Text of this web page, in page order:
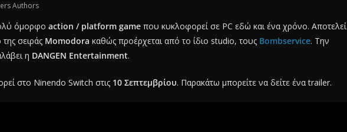
Authors
όμορφο action / platform game που κυκλοφορεί σε PC εδώ και ένα χρόνο. Αποτελεί
σειράς Momodora καθώς προέρχεται από το ίδιο studio, τους Bombservice. Την
η DANGEN Entertainment.
στο Ninendo Switch στις 10 Σεπτεμβρίου. Παρακάτω μπορείτε να δείτε ένα trailer.